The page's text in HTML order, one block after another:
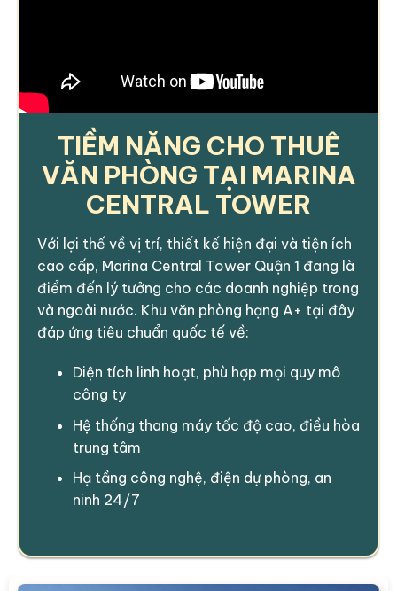
TIỀM NĂNG CHO THUÊ
VĂN PHÒNG TẠI MARINA
CENTRAL TOWER
Với lợi thế về vị trí, thiết kế hiện đại và tiện ích
cao cấp, Marina Central Tower Quận 1 đang là
điểm đến lý tưởng cho các doanh nghiệp trong
và ngoài nước. Khu văn phòng hạng A+ tại đây
đáp ứng tiêu chuẩn quốc tế về:
Diện tích linh hoạt, phù hợp mọi quy mô
công ty
Hệ thống thang máy tốc độ cao, điều hòa
trung tâm
Hạ tầng công nghệ, điện dự phòng, an
ninh 24/7